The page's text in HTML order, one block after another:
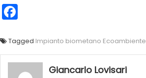
Tagged Impianto biometano Ecoambiente
Giancarlo Lovisari